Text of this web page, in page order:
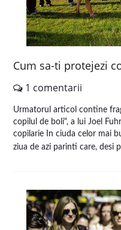
Cum sa-ti protejezi
1 comentarii
Urmatorul articol contine
copilul de boli", a lui Joel
copilarie In ciuda celor mai
ziua de azi parinti care, desi